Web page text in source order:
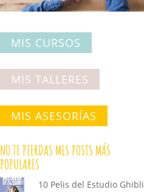
MIS CURSOS
MIS TALLERES
MIS ASESORÍAS
NO TE PIERDAS MIS POSTS MÁS
POPULARES
10 Pelis del Estudio Ghibli